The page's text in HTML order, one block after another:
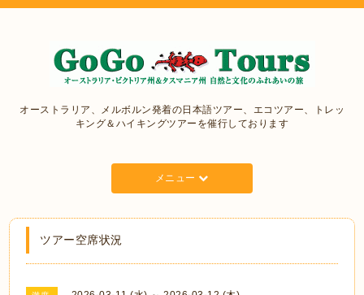
オーストラリア、メルボルン発着の日本語ツアー、エコツアー、トレッ
キング＆ハイキングツアーを催行しております
メニュー
ツアー空席状況